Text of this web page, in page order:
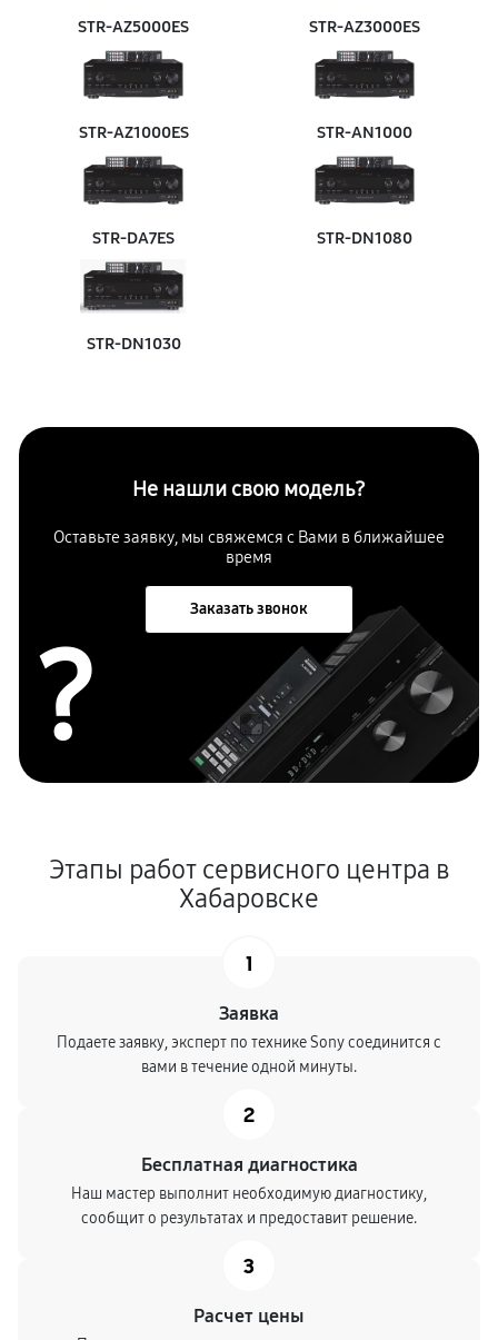
STR‑AZ5000ES STR‑AZ3000ES
STR‑AZ1000ES STR‑AN1000
STR‑DA7ES STR‑DN1080
STR‑DN1030
Не нашли свою модель?
Оставьте заявку, мы свяжемся с Вами в ближайшее
время
Заказать звонок
?
Этапы работ сервисного центра в
Хабаровске
1
Заявка
Подаете заявку, эксперт по технике Sony соединится с
вами в течение одной минуты.
2
Бесплатная диагностика
Наш мастер выполнит необходимую диагностику,
сообщит о результатах и предоставит решение.
3
Расчет цены